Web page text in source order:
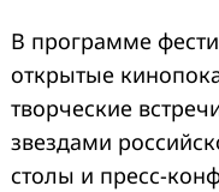
В программе
открытые
творческие
звездами
столы и пресс-